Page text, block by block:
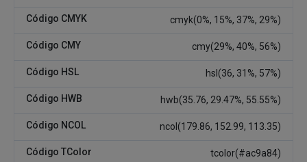
Código CMYK cmyk(0%, 15%, 37%, 29%)
Código CMY cmy(29%, 40%, 56%)
Código HSL hsl(36, 31%, 57%)
Código HWB hwb(35.76, 29.47%, 55.55%)
Código NCOL ncol(179.86, 152.99, 113.35)
Código TColor tcolor(#ac9a84)